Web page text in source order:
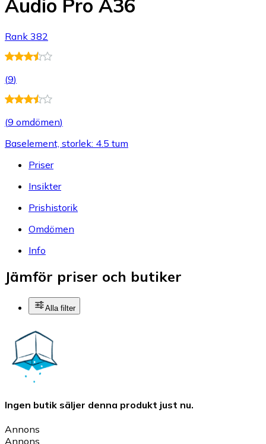
Audio Pro A36
Rank 382
(9)
(9 omdömen)
Baselement, storlek: 4.5 tum
Priser
Insikter
Prishistorik
Omdömen
Info
Jämför priser och butiker
Alla filter
Ingen butik säljer denna produkt just nu.
Annons
Annons